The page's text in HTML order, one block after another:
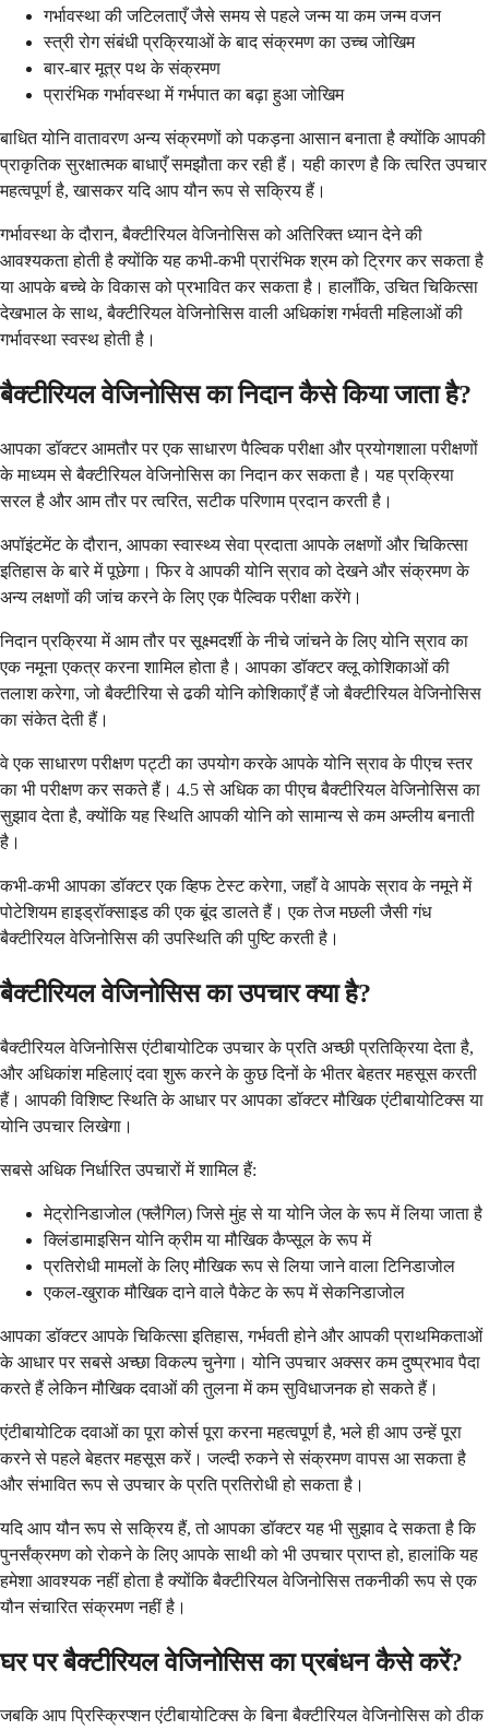
गर्भावस्था की जटिलताएँ जैसे समय से पहले जन्म या कम जन्म वजन
स्त्री रोग संबंधी प्रक्रियाओं के बाद संक्रमण का उच्च जोखिम
बार-बार मूत्र पथ के संक्रमण
प्रारंभिक गर्भावस्था में गर्भपात का बढ़ा हुआ जोखिम
बाधित योनि वातावरण अन्य संक्रमणों को पकड़ना आसान बनाता है क्योंकि आपकी
प्राकृतिक सुरक्षात्मक बाधाएँ समझौता कर रही हैं। यही कारण है कि त्वरित उपचार
महत्वपूर्ण है, खासकर यदि आप यौन रूप से सक्रिय हैं।
गर्भावस्था के दौरान, बैक्टीरियल वेजिनोसिस को अतिरिक्त ध्यान देने की
आवश्यकता होती है क्योंकि यह कभी-कभी प्रारंभिक श्रम को ट्रिगर कर सकता है
या आपके बच्चे के विकास को प्रभावित कर सकता है। हालाँकि, उचित चिकित्सा
देखभाल के साथ, बैक्टीरियल वेजिनोसिस वाली अधिकांश गर्भवती महिलाओं की
गर्भावस्था स्वस्थ होती है।
बैक्टीरियल वेजिनोसिस का निदान कैसे किया जाता है?
आपका डॉक्टर आमतौर पर एक साधारण पैल्विक परीक्षा और प्रयोगशाला परीक्षणों
के माध्यम से बैक्टीरियल वेजिनोसिस का निदान कर सकता है। यह प्रक्रिया
सरल है और आम तौर पर त्वरित, सटीक परिणाम प्रदान करती है।
अपॉइंटमेंट के दौरान, आपका स्वास्थ्य सेवा प्रदाता आपके लक्षणों और चिकित्सा
इतिहास के बारे में पूछेगा। फिर वे आपकी योनि स्राव को देखने और संक्रमण के
अन्य लक्षणों की जांच करने के लिए एक पैल्विक परीक्षा करेंगे।
निदान प्रक्रिया में आम तौर पर सूक्ष्मदर्शी के नीचे जांचने के लिए योनि स्राव का
एक नमूना एकत्र करना शामिल होता है। आपका डॉक्टर क्लू कोशिकाओं की
तलाश करेगा, जो बैक्टीरिया से ढकी योनि कोशिकाएँ हैं जो बैक्टीरियल वेजिनोसिस
का संकेत देती हैं।
वे एक साधारण परीक्षण पट्टी का उपयोग करके आपके योनि स्राव के पीएच स्तर
का भी परीक्षण कर सकते हैं। 4.5 से अधिक का पीएच बैक्टीरियल वेजिनोसिस का
सुझाव देता है, क्योंकि यह स्थिति आपकी योनि को सामान्य से कम अम्लीय बनाती
है।
कभी-कभी आपका डॉक्टर एक व्हिफ टेस्ट करेगा, जहाँ वे आपके स्राव के नमूने में
पोटेशियम हाइड्रॉक्साइड की एक बूंद डालते हैं। एक तेज मछली जैसी गंध
बैक्टीरियल वेजिनोसिस की उपस्थिति की पुष्टि करती है।
बैक्टीरियल वेजिनोसिस का उपचार क्या है?
बैक्टीरियल वेजिनोसिस एंटीबायोटिक उपचार के प्रति अच्छी प्रतिक्रिया देता है,
और अधिकांश महिलाएं दवा शुरू करने के कुछ दिनों के भीतर बेहतर महसूस करती
हैं। आपकी विशिष्ट स्थिति के आधार पर आपका डॉक्टर मौखिक एंटीबायोटिक्स या
योनि उपचार लिखेगा।
सबसे अधिक निर्धारित उपचारों में शामिल हैं:
मेट्रोनिडाजोल (फ्लैगिल) जिसे मुंह से या योनि जेल के रूप में लिया जाता है
क्लिंडामाइसिन योनि क्रीम या मौखिक कैप्सूल के रूप में
प्रतिरोधी मामलों के लिए मौखिक रूप से लिया जाने वाला टिनिडाजोल
एकल-खुराक मौखिक दाने वाले पैकेट के रूप में सेकनिडाजोल
आपका डॉक्टर आपके चिकित्सा इतिहास, गर्भवती होने और आपकी प्राथमिकताओं
के आधार पर सबसे अच्छा विकल्प चुनेगा। योनि उपचार अक्सर कम दुष्प्रभाव पैदा
करते हैं लेकिन मौखिक दवाओं की तुलना में कम सुविधाजनक हो सकते हैं।
एंटीबायोटिक दवाओं का पूरा कोर्स पूरा करना महत्वपूर्ण है, भले ही आप उन्हें पूरा
करने से पहले बेहतर महसूस करें। जल्दी रुकने से संक्रमण वापस आ सकता है
और संभावित रूप से उपचार के प्रति प्रतिरोधी हो सकता है।
यदि आप यौन रूप से सक्रिय हैं, तो आपका डॉक्टर यह भी सुझाव दे सकता है कि
पुनर्संक्रमण को रोकने के लिए आपके साथी को भी उपचार प्राप्त हो, हालांकि यह
हमेशा आवश्यक नहीं होता है क्योंकि बैक्टीरियल वेजिनोसिस तकनीकी रूप से एक
यौन संचारित संक्रमण नहीं है।
घर पर बैक्टीरियल वेजिनोसिस का प्रबंधन कैसे करें?
जबकि आप प्रिस्क्रिप्शन एंटीबायोटिक्स के बिना बैक्टीरियल वेजिनोसिस को ठीक